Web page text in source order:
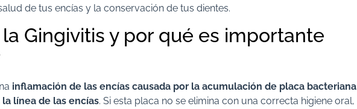
de tus encías y la conservación de tus dientes.
la Gingivitis y por qué es importante
inflamación de las encías causada por la acumulación de placa bacteriana
línea de las encías. Si esta placa no se elimina con una correcta higiene oral,